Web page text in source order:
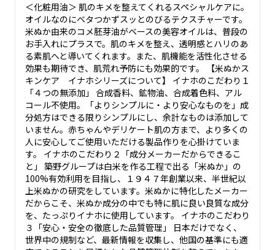
＜化粧用油＞ 肌のキメを整えてくれるスペシャルケアに。
オイルなのにベタつかずスッとのびるテクスチャーです。
米ぬか由来のコメ胚芽油がベースの美容オイルは、普段の
お手入れにプラスで。肌のキメを整え、透明感とハリのあ
る素肌へと導いてくれます。また、肌機能を活性化させる
効果も期待でき、肌荒れ予防にも効果的です。 【米ぬかス
キンケア イナホシリーズについて】 イナホのこだわり１
「４つの無添加」 合成香料、鉱物油、合成着色料、アル
コール不使用。「よりシンプルに・より安心なものを」成
分処方はできる限りシンプルにし、余計なものは添加して
いません。赤ちゃんやデリケート肌の方まで、より多くの
人に安心してご使用いただける製品作りを心掛けていま
す。 イナホのこだわり２「成分メーカーだからできるこ
と」 築野グループは白米を作る工程で出る「米ぬか」の
100%有効利用を目指し、１９４７年創業以来、半世紀以
上米ぬかの研究をしています。米ぬかに特化したメーカー
だからこそ、米ぬか成分の中でも特に肌に良い良質な成分
を、たっぷりイナホに使用しています。 イナホのこだわり
３「安心・安全の徹底した品質管理」 日本だけでなく、
世界中の規制など、最新情報を収集し、他国の基準にも適